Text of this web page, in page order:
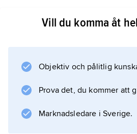
Vill du komma åt
Objektiv och pålitlig
Prova det, du kommer att
Marknadsledare i Sverige.